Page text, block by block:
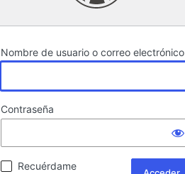
Nombre de usuario o correo electrónico
Contraseña
Recuérdame